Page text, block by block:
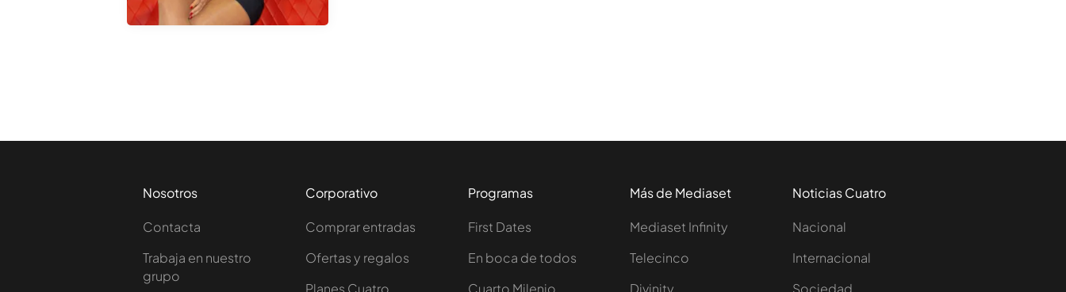
Nosotros
Contacta
Trabaja en nuestro
grupo
Corporativo
Comprar entradas
Ofertas y regalos
Planes Cuatro
Programas
First Dates
En boca de todos
Cuarto Milenio
Más de Mediaset
Mediaset Infinity
Telecinco
Divinity
Noticias Cuatro
Nacional
Internacional
Sociedad